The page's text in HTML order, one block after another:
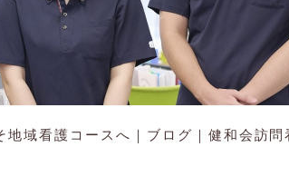
地域看護コースへ｜ブログ｜健和会訪問